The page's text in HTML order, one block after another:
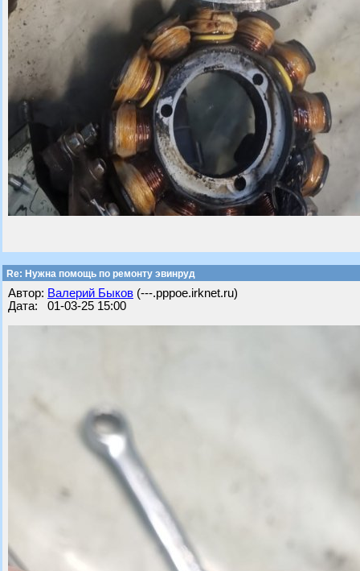
Re: Нужна помощь по ремонту эвинруд
Автор: Валерий Быков (---.pppoe.irknet.ru)
Дата: 01-03-25 15:00